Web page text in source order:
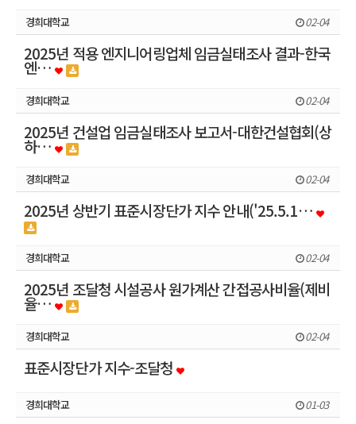
경희대학교 02-04
2025년 적용 엔지니어링업체 임금실태조사 결과-한국
엔…
경희대학교 02-04
2025년 건설업 임금실태조사 보고서-대한건설협회(상
하…
경희대학교 02-04
2025년 상반기 표준시장단가 지수 안내('25.5.1…
경희대학교 02-04
2025년 조달청 시설공사 원가계산 간접공사비율(제비
율…
경희대학교 02-04
표준시장단가 지수-조달청
경희대학교 01-03